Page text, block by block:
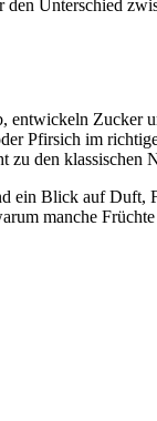
den Unterschied
entwickeln Zucker
Pfirsich im
den klassischen
ein Blick auf Duft,
manche